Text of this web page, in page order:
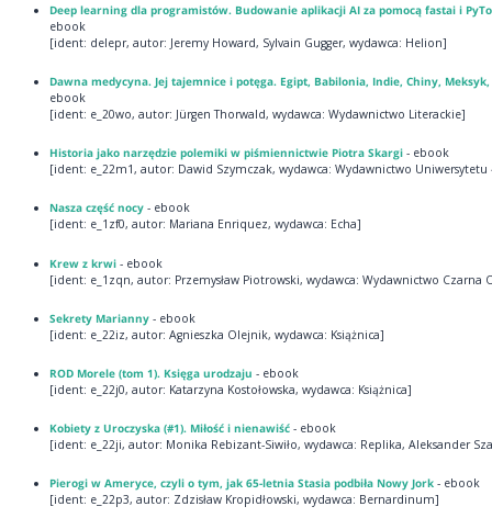
Deep learning dla programistów. Budowanie aplikacji AI za pomocą fastai i
ebook
[ident: delepr, autor: Jeremy Howard, Sylvain Gugger, wydawca: Helion]
Dawna medycyna. Jej tajemnice i potęga. Egipt, Babilonia, Indie, Chiny,
ebook
[ident: e_20wo, autor: Jürgen Thorwald, wydawca: Wydawnictwo Literackie]
Historia jako narzędzie polemiki w piśmiennictwie Piotra Skargi- ebook
[ident: e_22m1, autor: Dawid Szymczak, wydawca: Wydawnictwo Uniwersytetu
Nasza część nocy- ebook
[ident: e_1zf0, autor: Mariana Enriquez, wydawca: Echa]
Krew z krwi- ebook
[ident: e_1zqn, autor: Przemysław Piotrowski, wydawca: Wydawnictwo Czarna
Sekrety Marianny - ebook
[ident: e_22iz, autor: Agnieszka Olejnik, wydawca: Książnica]
ROD Morele (tom 1). Księga urodzaju - ebook
[ident: e_22j0, autor: Katarzyna Kostołowska, wydawca: Książnica]
Kobiety z Uroczyska (#1). Miłość i nienawiść - ebook
[ident: e_22ji, autor: Monika Rebizant-Siwiło, wydawca: Replika, Aleksander
Pierogi w Ameryce, czyli o tym, jak 65-letnia Stasia podbiła Nowy Jork- ebook
[ident: e_22p3, autor: Zdzisław Kropidłowski, wydawca: Bernardinum]